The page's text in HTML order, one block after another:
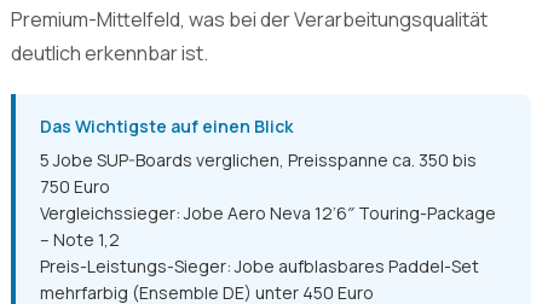
5 Jobe SUP-Boards verglichen, Preisspanne ca. 350 bis
750 Euro
Preis-Leistungs-Sieger: Jobe aufblasbares Paddel-Set
mehrfarbig (Ensemble DE) unter 450 Euro
Wichtigstes Kaufkriterium: Boardlänge passend zum
Hauptanwendungsfall
Jobe-Boards nutzen das HR-Ventil-System und sind mit
gängigen SUP-Pumpen kompatibel